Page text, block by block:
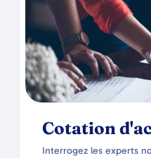
Cotation
Interrogez les experts